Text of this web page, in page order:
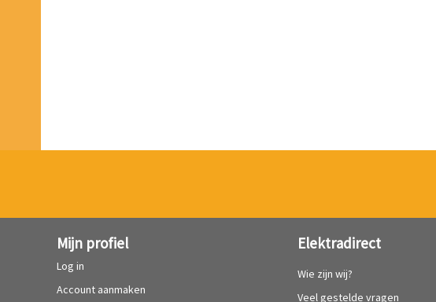
Mijn profiel
Log in
Account aanmaken
Elektradirect
Wie zijn wij?
Veel gestelde vragen